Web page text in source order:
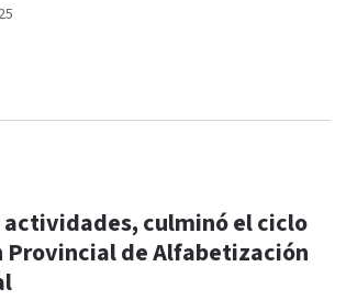
culminó el ciclo
Provincial de Alfabetización